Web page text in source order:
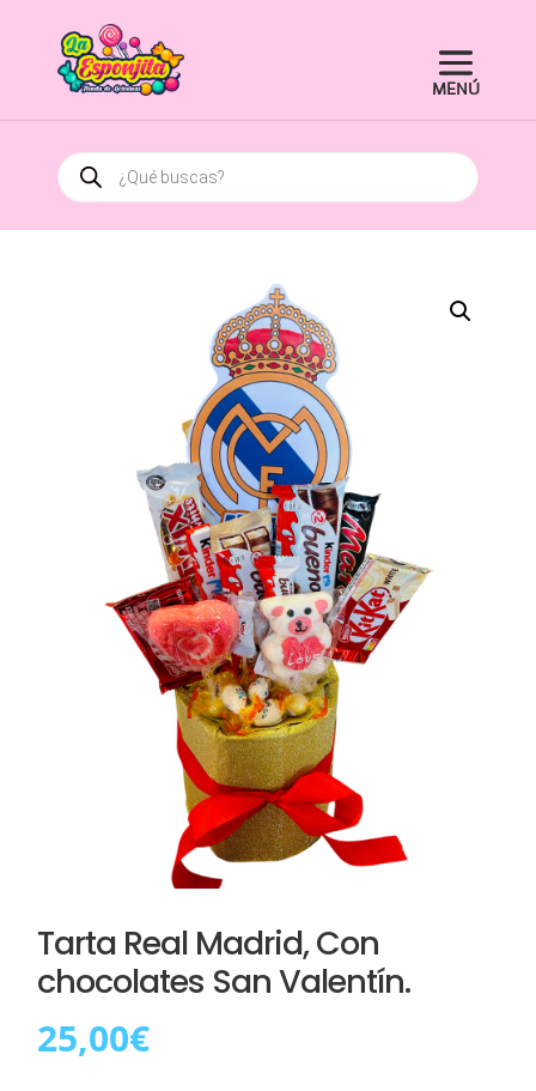
Búsqueda
de
productos
Tarta Real Madrid, Con
chocolates San Valentín.
25,00€